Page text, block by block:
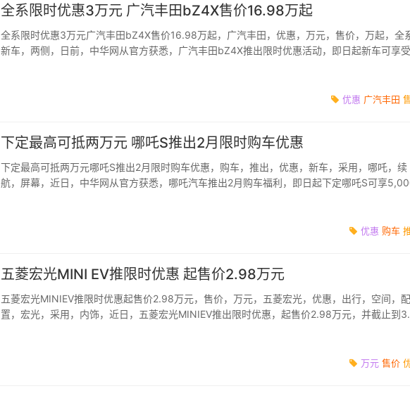
全系限时优惠3万元 广汽丰田bZ4X售价16.98万起
全系限时优惠3万元广汽丰田bZ4X售价16.98万起，广汽丰田，优惠，万元，售价，万起，全
新车，两侧，日前，中华网从官方获悉，广汽丰田bZ4X推出限时优惠活动，即日起新车可享受
优惠 广汽丰田
下定最高可抵两万元 哪吒S推出2月限时购车优惠
下定最高可抵两万元哪吒S推出2月限时购车优惠，购车，推出，优惠，新车，采用，哪吒，续
航，屏幕，近日，中华网从官方获悉，哪吒汽车推出2月购车福利，即日起下定哪吒S可享
优惠 购车
五菱宏光MINI EV推限时优惠 起售价2.98万元
五菱宏光MINIEV推限时优惠起售价2.98万元，售价，万元，五菱宏光，优惠，出行，空间，配
置，宏光，采用，内饰，近日，五菱宏光MINIEV推出限时优惠，起售价2.98万元，并截止到3
万元 售价